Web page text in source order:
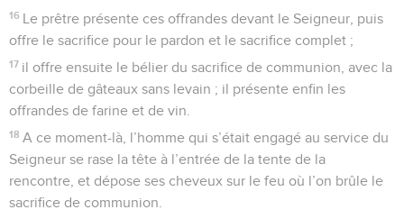
16 Le prêtre présente ces offrandes devant le Seigneur, puis
offre le sacrifice pour le pardon et le sacrifice complet ;
17 il offre ensuite le bélier du sacrifice de communion, avec la
corbeille de gâteaux sans levain ; il présente enfin les
offrandes de farine et de vin.
18 A ce moment-là, l’homme qui s’était engagé au service du
Seigneur se rase la tête à l’entrée de la tente de la
rencontre, et dépose ses cheveux sur le feu où l’on brûle le
sacrifice de communion.